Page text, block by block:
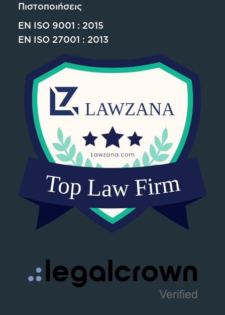
Πιστοποιήσεις
EN ISO 9001 : 2015
EN ISO 27001 : 2013